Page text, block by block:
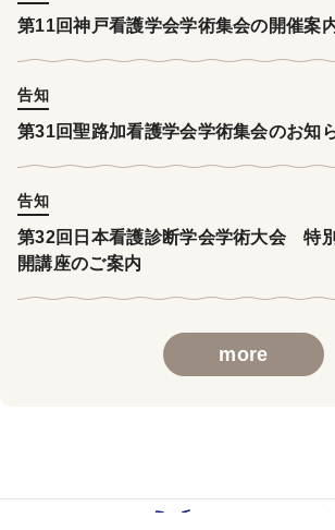
第11回神戸看護学会学術集会の開催案
告知
第31回聖路加看護学会学術集会のお知
告知
第32回日本看護診断学会学術大会
開講座のご案内
more